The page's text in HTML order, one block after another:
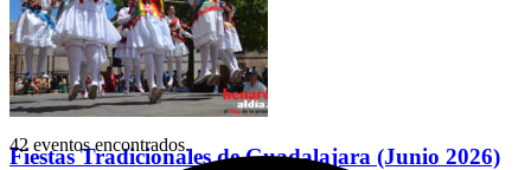
Fiestas Tradicionales de Guadalajara (Junio 2026)
42 eventos encontrados.